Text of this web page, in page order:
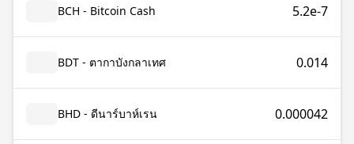
BCH - Bitcoin Cash 5.2e-7
BDT - ตากาบังกลาเทศ 0.014
BHD - ดีนาร์บาห์เรน 0.000042